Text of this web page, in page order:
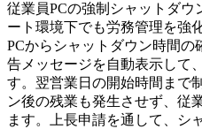
従業員PCの強制シャットダ
ート環境下でも労務管理を強
PCからシャットダウン時間
告メッセージを自動表示して
す。翌営業日の開始時間まで
ン後の残業も発生させず、従
ます。上長申請を通して、シ